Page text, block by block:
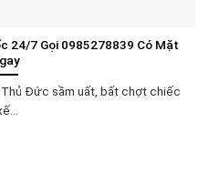
24/7 Gọi 0985278839 Có Mặt
Đức sầm uất, bất chợt chiếc